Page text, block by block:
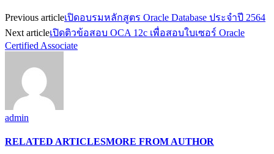
Previous articleเปิดอบรมหลักสูตร Oracle Database ประจำปี 2564
Next articleเปิดติวข้อสอบ OCA 12c เพื่อสอบใบเซอร์ Oracle
Certified Associate
admin
RELATED ARTICLESMORE FROM AUTHOR